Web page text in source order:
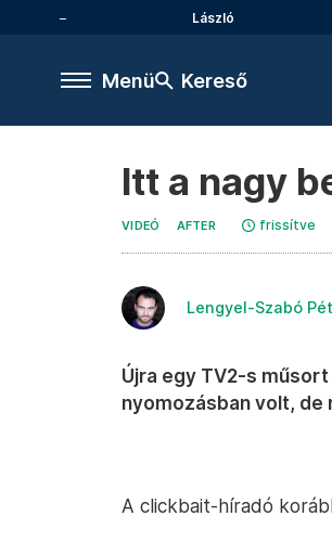
László
Menü Kereső
Itt a nagy
VIDEÓ AFTER frissítve
Lengyel-Szabó
Újra egy TV2-s
nyomozásban volt, de
A clickbait-híradó